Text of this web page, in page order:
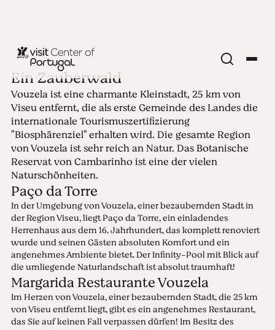
Ausgabe 21 -
Vouzela
19.07.2021 • 25.07.2021
Ein Zauberwald
Vouzela ist eine charmante Kleinstadt, 25 km von
Viseu entfernt, die als erste Gemeinde des Landes die
internationale Tourismuszertifizierung
"Biosphärenziel" erhalten wird. Die gesamte Region
von Vouzela ist sehr reich an Natur. Das Botanische
Reservat von Cambarinho ist eine der vielen
Naturschönheiten.
Paço da Torre
In der Umgebung von Vouzela, einer bezaubernden Stadt in
der Region Viseu, liegt Paço da Torre, ein einladendes
Herrenhaus aus dem 16. Jahrhundert, das komplett renoviert
wurde und seinen Gästen absoluten Komfort und ein
angenehmes Ambiente bietet. Der Infinity-Pool mit Blick auf
die umliegende Naturlandschaft ist absolut traumhaft!
Margarida Restaurante Vouzela
Im Herzen von Vouzela, einer bezaubernden Stadt, die 25 km
von Viseu entfernt liegt, gibt es ein angenehmes Restaurant,
das Sie auf keinen Fall verpassen dürfen! Im Besitz des